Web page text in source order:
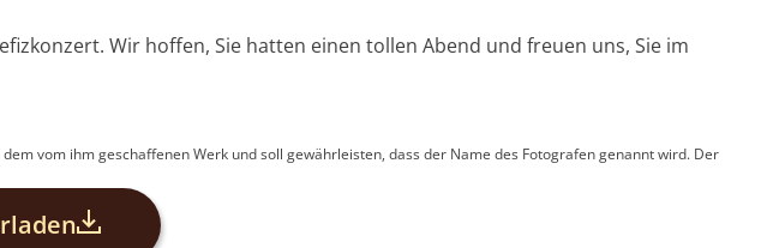
Wir hoffen, Sie hatten einen tollen Abend und freuen uns, Sie im
vom ihm geschaffenen Werk und soll gewährleisten, dass der Name des Fotografen genannt wird. Der